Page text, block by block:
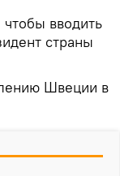
чтобы вводить
страны
Швеции в